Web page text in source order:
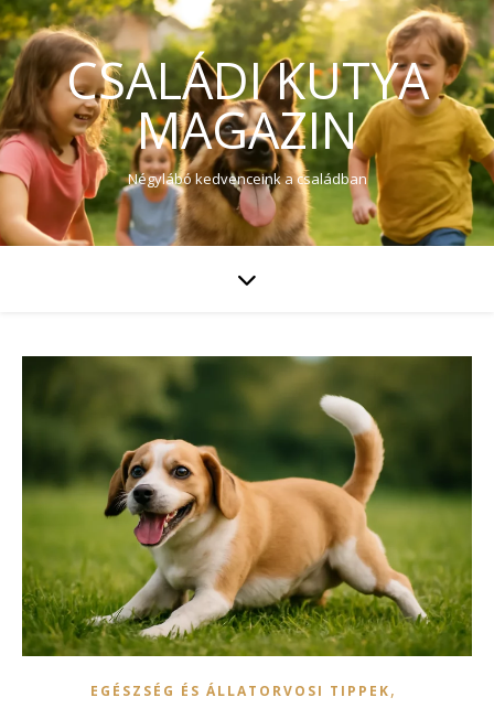
CSALÁDI KUTYA
MAGAZIN
Négylábó kedvenceink a családban
EGÉSZSÉG ÉS ÁLLATORVOSI TIPPEK,